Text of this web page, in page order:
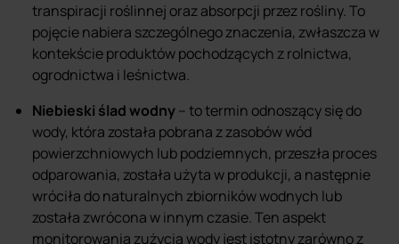
transpiracji roślinnej oraz absorpcji przez rośliny. To
pojęcie nabiera szczególnego znaczenia, zwłaszcza w
kontekście produktów pochodzących z rolnictwa,
ogrodnictwa i leśnictwa.
Niebieski ślad wodny– to termin odnoszący się do
wody, która została pobrana z zasobów wód
powierzchniowych lub podziemnych, przeszła proces
odparowania, została użyta w produkcji, a następnie
wróciła do naturalnych zbiorników wodnych lub
została zwrócona w innym czasie. Ten aspekt
monitorowania zużycia wody jest istotny zarówno z